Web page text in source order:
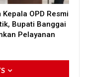
Kepala OPD Resmi
Bupati Banggai
Pelayanan